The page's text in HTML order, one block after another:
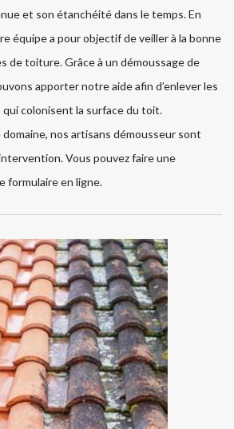
et son étanchéité dans le temps. En
équipe a pour objectif de veiller à la bonne
de toiture. Grâce à un démoussage de
apporter notre aide afin d’enlever les
colonisent la surface du toit.
nos artisans démousseur sont
Vous pouvez faire une
formulaire en ligne.